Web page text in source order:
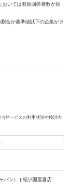
おいては有効回答者数が規
合が基準値以下の企業がラ
サービスの利用状況や検討内
パン） | 紀伊国屋書店